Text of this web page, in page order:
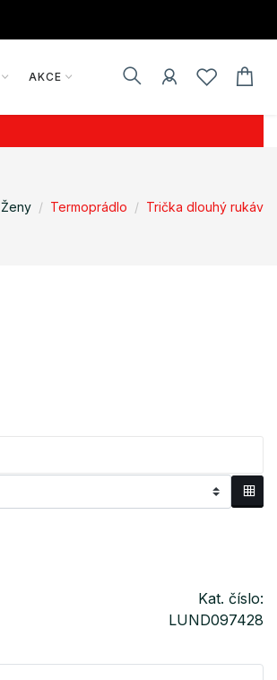
AKCE
Ženy Termoprádlo Trička dlouhý rukáv
Kat. číslo:
LUND097428